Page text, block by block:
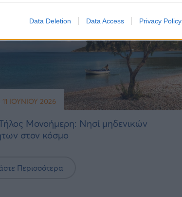
Data Deletion Data Access Privacy Policy
ΙΟΥΝΊΟΥ 2026
Μονοήμερη: Νησί μηδενικών
στον κόσμο
Περισσότερα